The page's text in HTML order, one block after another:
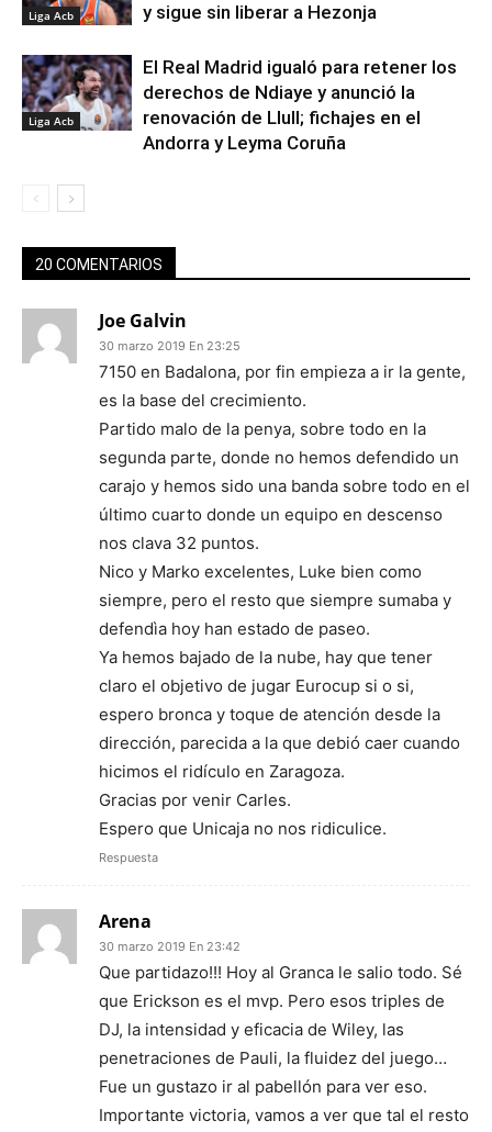
Liga Acb
y sigue sin liberar a Hezonja
Liga Acb
El Real Madrid igualó para retener los
derechos de Ndiaye y anunció la
renovación de Llull; fichajes en el
Andorra y Leyma Coruña
20 COMENTARIOS
Joe Galvin
30 marzo 2019 En 23:25
7150 en Badalona, por fin empieza a ir la gente,
es la base del crecimiento.
Partido malo de la penya, sobre todo en la
segunda parte, donde no hemos defendido un
carajo y hemos sido una banda sobre todo en el
último cuarto donde un equipo en descenso
nos clava 32 puntos.
Nico y Marko excelentes, Luke bien como
siempre, pero el resto que siempre sumaba y
defendìa hoy han estado de paseo.
Ya hemos bajado de la nube, hay que tener
claro el objetivo de jugar Eurocup si o si,
espero bronca y toque de atención desde la
dirección, parecida a la que debió caer cuando
hicimos el ridículo en Zaragoza.
Gracias por venir Carles.
Espero que Unicaja no nos ridiculice.
Respuesta
Arena
30 marzo 2019 En 23:42
Que partidazo!!! Hoy al Granca le salio todo. Sé
que Erickson es el mvp. Pero esos triples de
DJ, la intensidad y eficacia de Wiley, las
penetraciones de Pauli, la fluidez del juego…
Fue un gustazo ir al pabellón para ver eso.
Importante victoria, vamos a ver que tal el resto